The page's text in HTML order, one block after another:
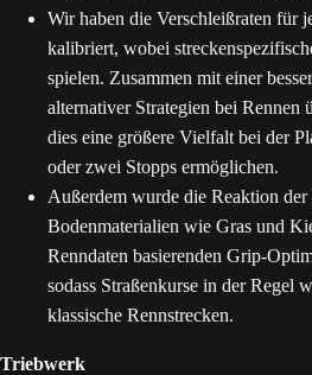
Wir haben die Verschleißraten für
kalibriert, wobei
spielen. Zusammen mit einer
alternativer Strategien bei Rennen
dies eine größere Vielfalt bei der
oder zwei Stopps ermöglichen.
Außerdem wurde die Reaktion
Bodenmaterialien wie Gras und
Renndaten basierenden Grip-
sodass Straßenkurse in der Regel
klassische Rennstrecken.
Triebwerk